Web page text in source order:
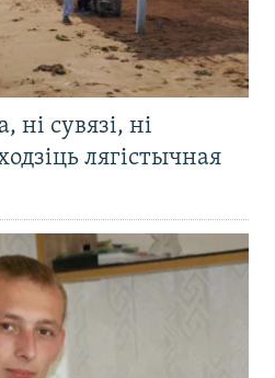
ні сувязі, ні
лягістычная